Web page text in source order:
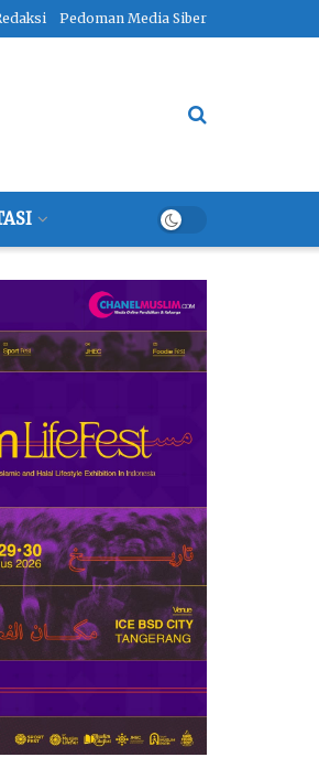
Pedoman Media Siber